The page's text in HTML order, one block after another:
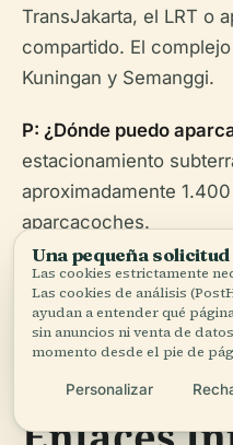
TransJakarta, el LRT o
compartido. El
Kuningan y Semanggi.
P: ¿Dónde puedo
estacionamiento
aproximadamente
aparcacoches.
Una pequeña
Las cookies estrictamente
Las cookies de análisis
ayudan a entender qué
sin anuncios ni venta de
momento desde el pie de
Personalizar